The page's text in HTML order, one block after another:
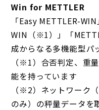
Win for METTLER
「Easy METTLER-
WIN（※1）」「
成からなる多機能型パ
（※1）合否判定、重
能を持っています
（※2）ネットワーク
のみ）の秤量データを